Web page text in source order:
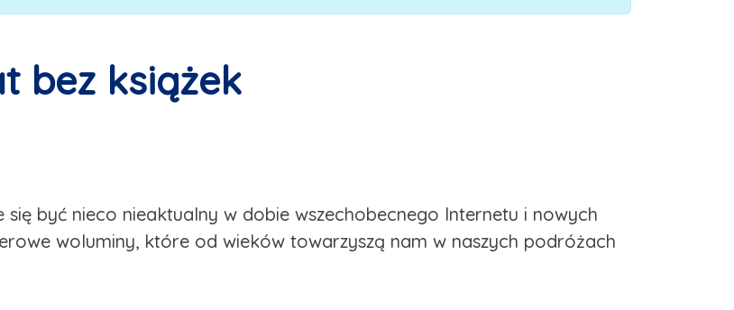
bez książek
być nieco nieaktualny w dobie wszechobecnego Internetu i nowych
woluminy, które od wieków towarzyszą nam w naszych podróżach